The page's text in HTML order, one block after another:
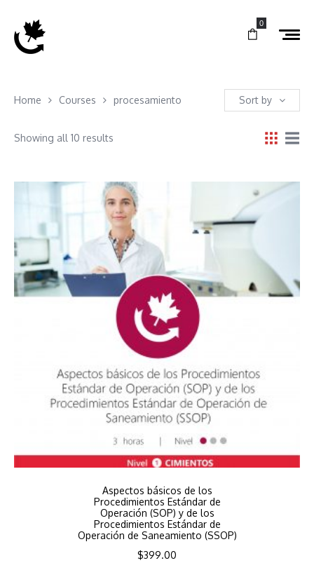
0
Home Courses procesamiento Sort by
Showing all 10 results
Aspectos básicos de los
Procedimientos Estándar de
Operación (SOP) y de los
Procedimientos Estándar de
Operación de Saneamiento (SSOP)
$399.00